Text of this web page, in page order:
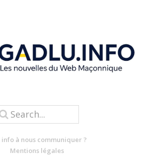
info à nous communiquer ?
Mentions légales